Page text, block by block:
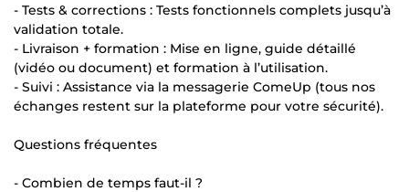
- Tests & corrections : Tests fonctionnels complets jusqu’à
validation totale.
- Livraison + formation : Mise en ligne, guide détaillé
(vidéo ou document) et formation à l’utilisation.
- Suivi : Assistance via la messagerie ComeUp (tous nos
échanges restent sur la plateforme pour votre sécurité).
Questions fréquentes
- Combien de temps faut-il ?